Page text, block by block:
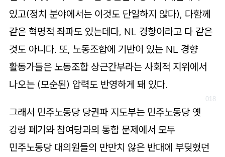
있고(정치 분야에서는 이것도 단일하지 않다), 다함께
같은 혁명적 좌파도 있는데다, NL 경향이라고 다 같은
것도 아니다. 또, 노동조합에 기반이 있는 NL 경향
활동가들은 노동조합 상근간부라는 사회적 지위에서
나오는 (모순된) 압력도 반영하게 돼 있다.
그래서 민주노동당 당권파 지도부는 민주노동당 옛
강령 폐기와 참여당과의 통합 문제에서 모두
민주노동당 대의원들의 만만치 않은 반대에 부딪혔던